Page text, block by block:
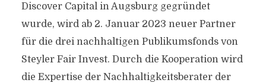
Discover Capital in Augsburg gegründet
wurde, wird ab 2. Januar 2023 neuer Partner
für die drei nachhaltigen Publikumsfonds von
Steyler Fair Invest. Durch die Kooperation wird
die Expertise der Nachhaltigkeitsberater der